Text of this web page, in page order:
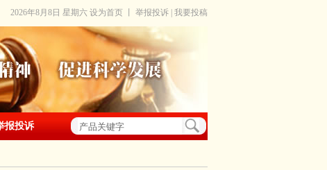
2026年8月8日 星期六 设为首页 举报投诉 我要投稿
报投诉